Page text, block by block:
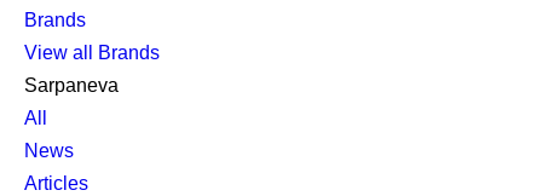
Brands
View all Brands
Sarpaneva
All
News
Articles